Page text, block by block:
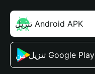
تنزيل Android APK
تنزيل من Google Play